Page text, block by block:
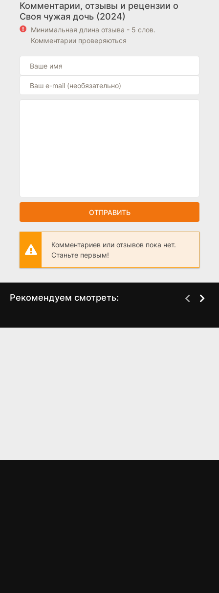
Комментарии, отзывы и рецензии о
Своя чужая дочь (2024)
Минимальная длина отзыва - 5 слов.
Комментарии проверяються
ОТПРАВИТЬ
Комментариев или отзывов пока нет.
Станьте первым!
Рекомендуем смотреть: